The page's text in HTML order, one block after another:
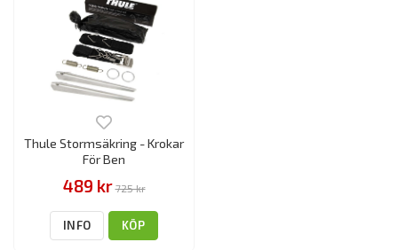
Thule Stormsäkring - Krokar
För Ben
489 kr 725 kr
INFO KÖP